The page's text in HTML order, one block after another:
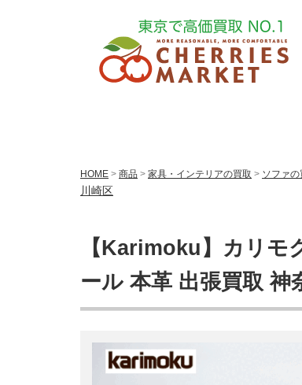
HOME > 商品 > 家具・インテリアの買取 > ソファの
川崎区
【Karimoku】カリモ
ール 本革 出張買取 神